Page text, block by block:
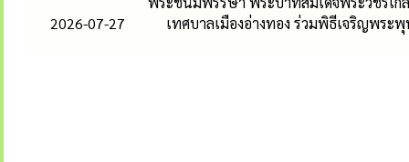
2026-07-27
เทศบาลเมืองอ่างทอง ร่วมพิธีเจริญพระ